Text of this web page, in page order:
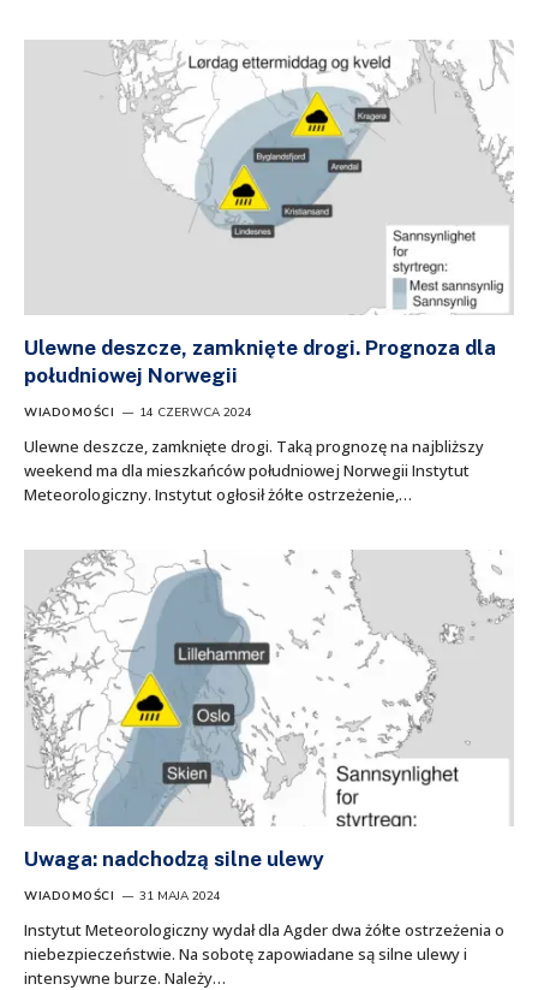
Ulewne deszcze, zamknięte drogi. Prognoza dla
południowej Norwegii
WIADOMOŚCI 14 CZERWCA 2024
Ulewne deszcze, zamknięte drogi. Taką prognozę na najbliższy
weekend ma dla mieszkańców południowej Norwegii Instytut
Meteorologiczny. Instytut ogłosił żółte ostrzeżenie,…
Uwaga: nadchodzą silne ulewy
WIADOMOŚCI 31 MAJA 2024
Instytut Meteorologiczny wydał dla Agder dwa żółte ostrzeżenia o
niebezpieczeństwie. Na sobotę zapowiadane są silne ulewy i
intensywne burze. Należy…